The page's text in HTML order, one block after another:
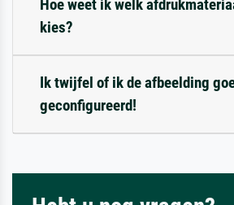
Hoe weet ik welk
kies?
Ik twijfel of ik de afbeelding
geconfigureerd!